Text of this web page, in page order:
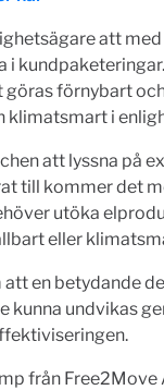
att
i
göras förnybart
klimatsmart i
att lyssna på
till kommer det
utöka
eller
en betydande
kunna undvikas
från Free2Move